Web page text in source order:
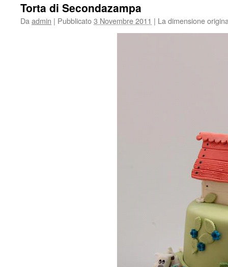
Torta di Secondazampa
Da admin | Pubblicato3 Novembre 2011 | La dimensione